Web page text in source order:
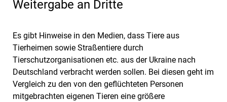
Weitergabe an Dritte
Es gibt Hinweise in den Medien, dass Tiere aus
Tierheimen sowie Straßentiere durch
Tierschutzorganisationen etc. aus der Ukraine nach
Deutschland verbracht werden sollen. Bei diesen geht im
Vergleich zu den von den geflüchteten Personen
mitgebrachten eigenen Tieren eine größere